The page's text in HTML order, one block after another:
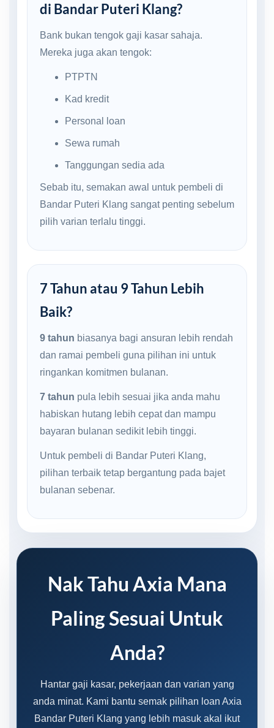
di Bandar Puteri Klang?
Bank bukan tengok gaji kasar sahaja.
Mereka juga akan tengok:
PTPTN
Kad kredit
Personal loan
Sewa rumah
Tanggungan sedia ada
Sebab itu, semakan awal untuk pembeli di
Bandar Puteri Klang sangat penting sebelum
pilih varian terlalu tinggi.
7 Tahun atau 9 Tahun Lebih
Baik?
9 tahun biasanya bagi ansuran lebih rendah
dan ramai pembeli guna pilihan ini untuk
ringankan komitmen bulanan.
7 tahun pula lebih sesuai jika anda mahu
habiskan hutang lebih cepat dan mampu
bayaran bulanan sedikit lebih tinggi.
Untuk pembeli di Bandar Puteri Klang,
pilihan terbaik tetap bergantung pada bajet
bulanan sebenar.
Nak Tahu Axia Mana
Paling Sesuai Untuk
Anda?
Hantar gaji kasar, pekerjaan dan varian yang
anda minat. Kami bantu semak pilihan loan Axia
Bandar Puteri Klang yang lebih masuk akal ikut